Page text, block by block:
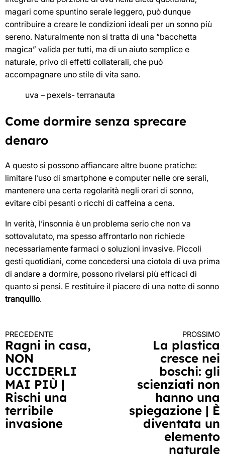
magari come spuntino serale leggero, può dunque
contribuire a creare le condizioni ideali per un sonno più
sereno. Naturalmente non si tratta di una “bacchetta
magica” valida per tutti, ma di un aiuto semplice e
naturale, privo di effetti collaterali, che può
accompagnare uno stile di vita sano.
uva – pexels- terranauta
Come dormire senza sprecare
denaro
A questo si possono affiancare altre buone pratiche:
limitare l’uso di smartphone e computer nelle ore serali,
mantenere una certa regolarità negli orari di sonno,
evitare cibi pesanti o ricchi di caffeina a cena.
In verità, l’insonnia è un problema serio che non va
sottovalutato, ma spesso affrontarlo non richiede
necessariamente farmaci o soluzioni invasive. Piccoli
gesti quotidiani, come concedersi una ciotola di uva prima
di andare a dormire, possono rivelarsi più efficaci di
quanto si pensi. E restituire il piacere di una notte di sonno
tranquillo.
Continua
a
leggere
PRECEDENTE
Ragni in casa,
NON
UCCIDERLI
MAI PIÙ |
Rischi una
terribile
invasione
PROSSIMO
La plastica
cresce nei
boschi: gli
scienziati non
hanno una
spiegazione | È
diventata un
elemento
naturale